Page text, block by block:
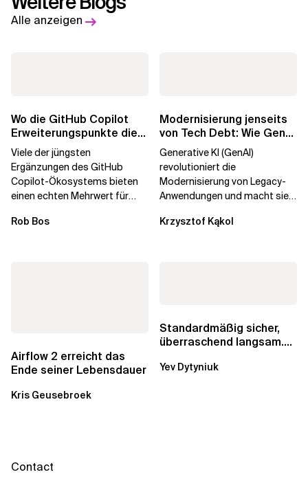
Alle anzeigen
Wo die GitHub Copilot
Erweiterungspunkte die
Governance brechen
Viele der jüngsten
Ergänzungen des GitHub
Copilot-Ökosystems bieten
einen echten Mehrwert für
aber auch die...
Rob Bos
Modernisierung jenseits
von Tech Debt: Wie GenAI
die
Generative KI (GenAI)
revolutioniert die
Modernisierung von Legacy-
Anwendungen und macht sie
Durch die Automatisierung...
Krzysztof Kąkol
Airflow 2 erreicht das
Ende seiner Lebensdauer
Kris Geusebroek
Standardmäßig sicher,
überraschend langsam.
über die RDS...
Yev Dytyniuk
Contact